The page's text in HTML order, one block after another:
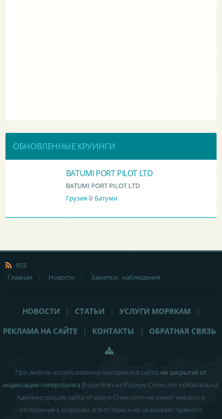
ОБНОВЛЕННЫЕ КРУИНГИ
BATUMI PORT PILOT LTD
BATUMI PORT PILOT LTD
Грузия
Батуми
RSS
Главная
› Новости › Заметки, наблюдения
НОВОСТИ | СТАТЬИ | УСЛУГИ МОРЯКАМ
|
РЕКЛАМА НА САЙТЕ
| КОНТАКТЫ | ОБРАТНАЯ СВЯЗЬ
При любом использовании материалов сайта, не закрытая от
индексации гиперссылка (hyperlink) на Popeye-Crew.com обязательна.
Администрация сайта «Popeye-Crew.com» не имеет никакого
отношения к морским агентствам и не оказывает прямого